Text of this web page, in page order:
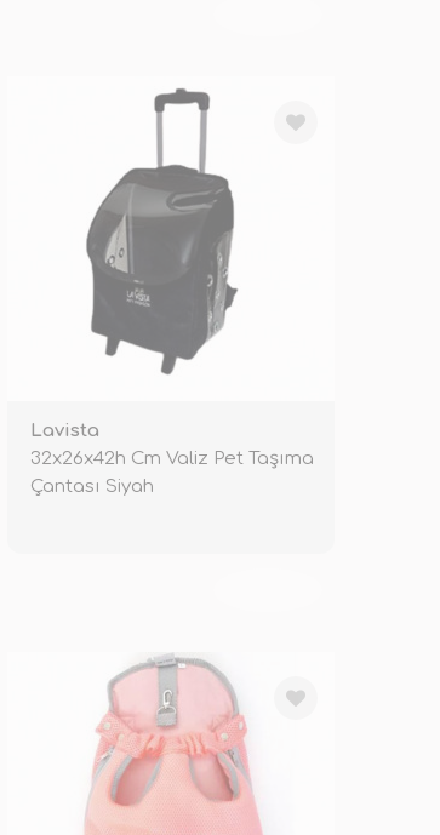
Lavista
32x26x42h Cm Valiz Pet Taşıma
Çantası Siyah